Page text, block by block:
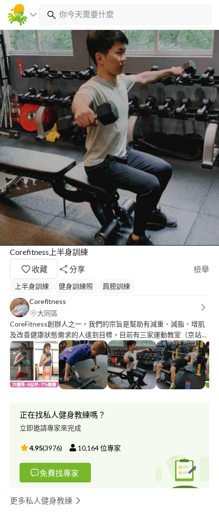
Corefitness上半身訓練
收藏
分享 檢舉
上半身訓練 健身訓練照
肩膀訓練
Corefitness
大同區
CoreFitness創辦人之一，我們的宗旨是幫助有減重、減脂、增肌
及改善健康狀態需求的人達到目標，目前有三家運動教室（京站、
雙連、長春），如果你有需求，我來幫助你 最新消息！ 宜蘭目前
展出一家分店，歡迎宜蘭的朋友詢問
正在找私人健身教練嗎？
立即邀請專家來完成
4.95(3976) 10,164位專家
免費找專家
更多私人健身教練